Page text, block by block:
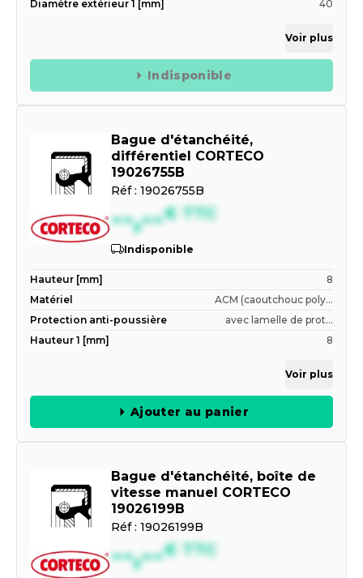
Diamètre extérieur 1 [mm] 40
Voir plus
Indisponible
Bague d'étanchéité,
différentiel CORTECO
19026755B
Réf : 19026755B
--,--€ TTC
Indisponible
Hauteur [mm]
8
Matériel
ACM (caoutchouc poly...
Protection anti-poussière
avec lamelle de prot...
Hauteur 1 [mm]
8
Voir plus
Ajouter au panier
Bague d'étanchéité, boîte de
vitesse manuel CORTECO
19026199B
Réf : 19026199B
--,--€ TTC